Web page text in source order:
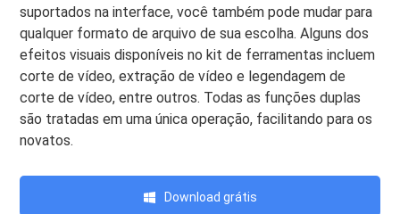
suportados na interface, você também pode mudar para
qualquer formato de arquivo de sua escolha. Alguns dos
efeitos visuais disponíveis no kit de ferramentas incluem
corte de vídeo, extração de vídeo e legendagem de
corte de vídeo, entre outros. Todas as funções duplas
são tratadas em uma única operação, facilitando para os
novatos.
Download grátis